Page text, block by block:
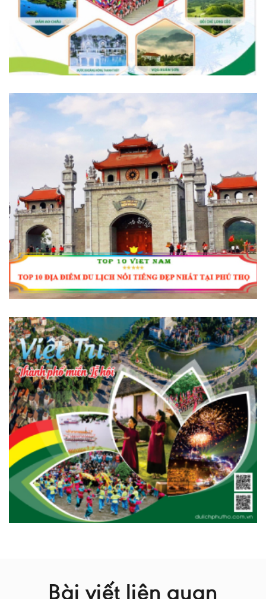
Bài viết liên quan